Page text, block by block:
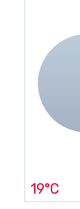
19°C